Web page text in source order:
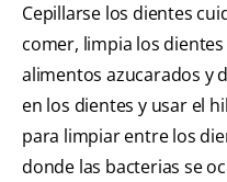
Cepillarse los dientes
comer, limpia los
alimentos azucarados y
en los dientes y usar el
para limpiar entre los
donde las bacterias se